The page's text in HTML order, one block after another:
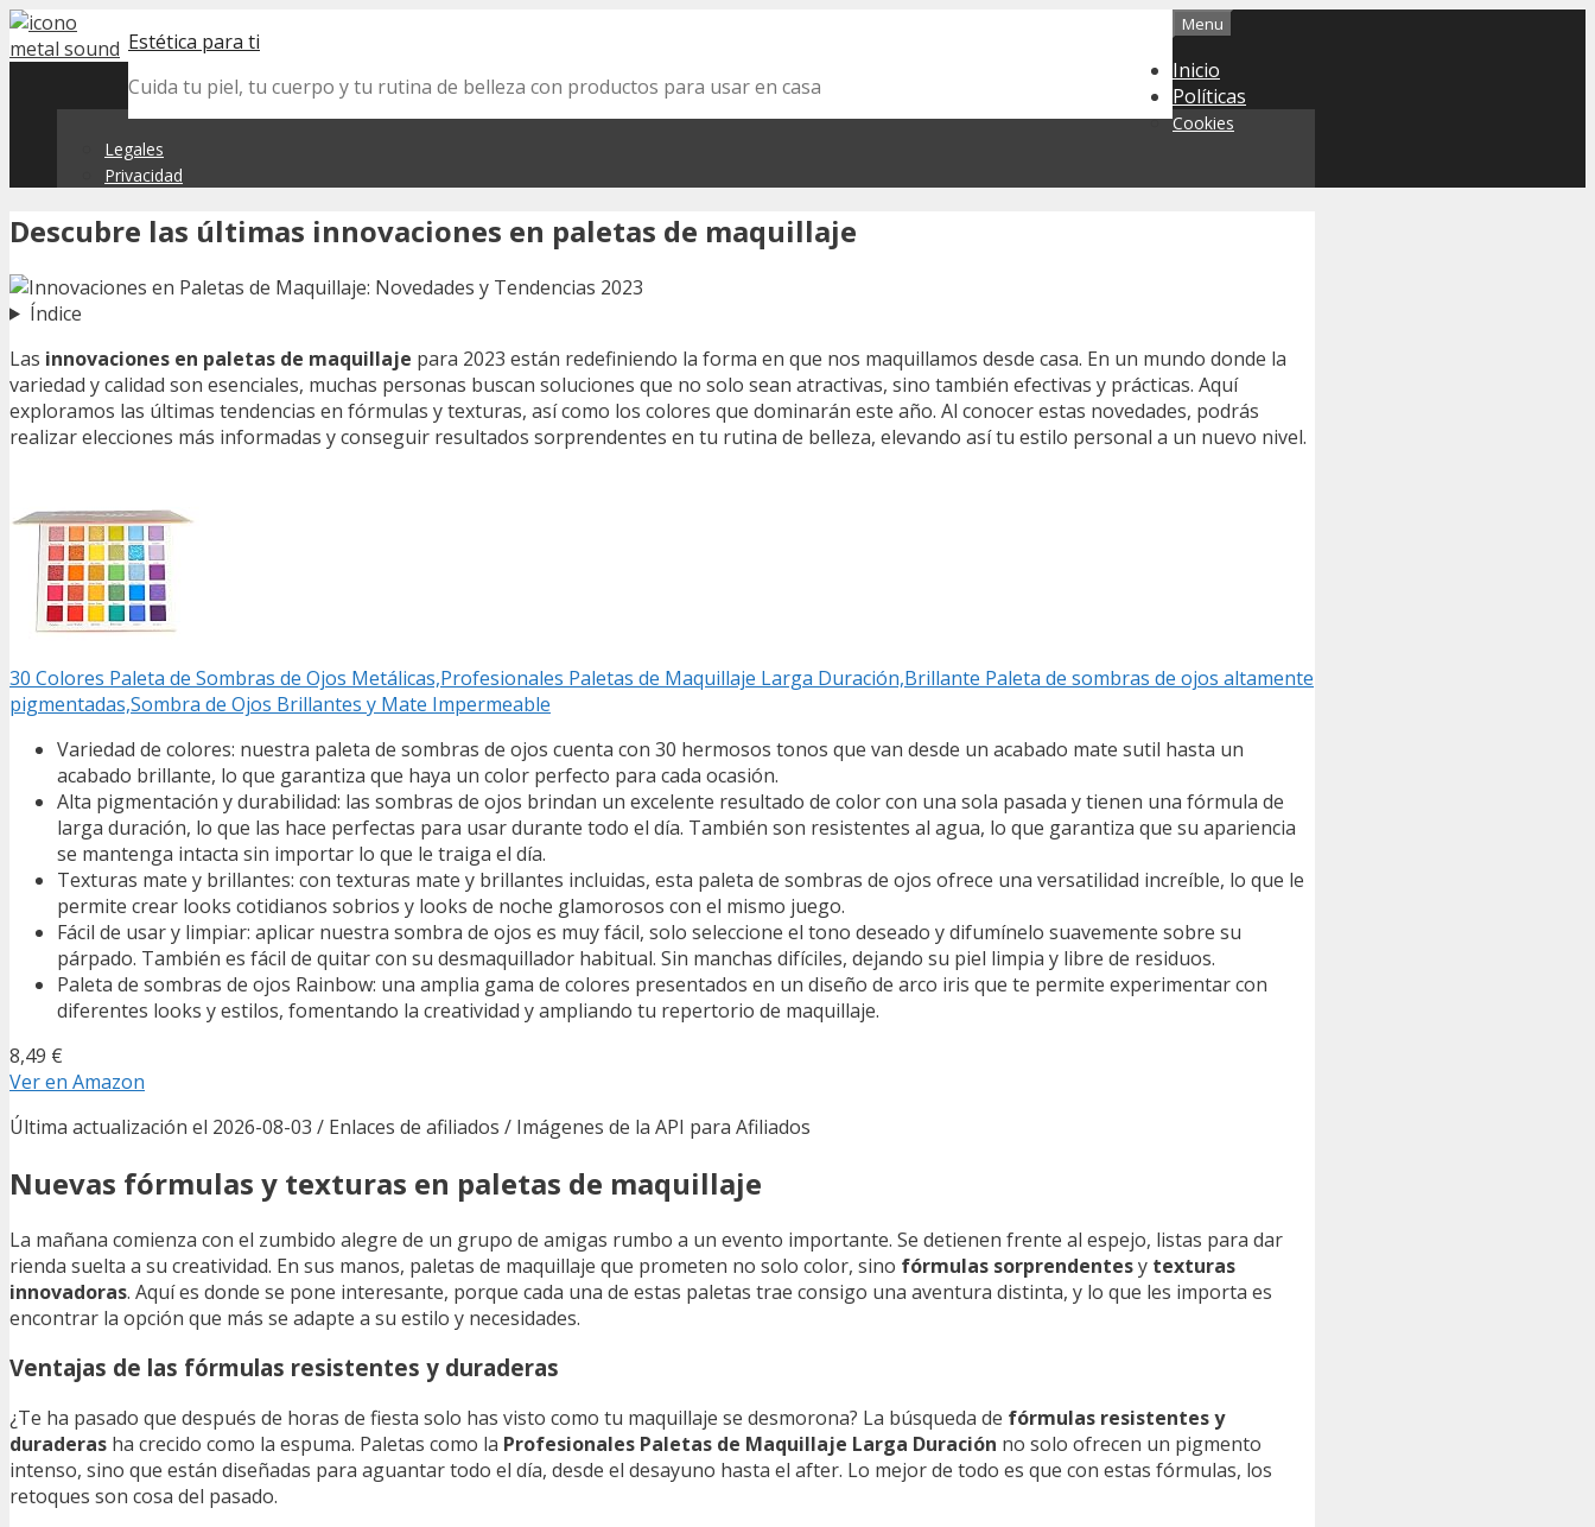
Skip
to
Estética para ti
Cuida tu piel, tu cuerpo y tu rutina de belleza con productos para usar en casa
Menu
Inicio
Políticas
Cookies
Legales
Privacidad
Descubre las últimas innovaciones en paletas de maquillaje
Índice
Las innovaciones en paletas de maquillaje para 2023 están redefiniendo la forma en que nos maquillamos desde casa. En un mundo donde la
variedad y calidad son esenciales, muchas personas buscan soluciones que no solo sean atractivas, sino también efectivas y prácticas. Aquí
exploramos las últimas tendencias en fórmulas y texturas, así como los colores que dominarán este año. Al conocer estas novedades, podrás
realizar elecciones más informadas y conseguir resultados sorprendentes en tu rutina de belleza, elevando así tu estilo personal a un nuevo nivel.
30 Colores Paleta de Sombras de Ojos Metálicas,Profesionales Paletas de Maquillaje Larga Duración,Brillante Paleta de sombras de ojos altamente
pigmentadas,Sombra de Ojos Brillantes y Mate Impermeable
Variedad de colores: nuestra paleta de sombras de ojos cuenta con 30 hermosos tonos que van desde un acabado mate sutil hasta un
acabado brillante, lo que garantiza que haya un color perfecto para cada ocasión.
Alta pigmentación y durabilidad: las sombras de ojos brindan un excelente resultado de color con una sola pasada y tienen una fórmula de
larga duración, lo que las hace perfectas para usar durante todo el día. También son resistentes al agua, lo que garantiza que su apariencia
se mantenga intacta sin importar lo que le traiga el día.
Texturas mate y brillantes: con texturas mate y brillantes incluidas, esta paleta de sombras de ojos ofrece una versatilidad increíble, lo que le
permite crear looks cotidianos sobrios y looks de noche glamorosos con el mismo juego.
Fácil de usar y limpiar: aplicar nuestra sombra de ojos es muy fácil, solo seleccione el tono deseado y difumínelo suavemente sobre su
párpado. También es fácil de quitar con su desmaquillador habitual. Sin manchas difíciles, dejando su piel limpia y libre de residuos.
Paleta de sombras de ojos Rainbow: una amplia gama de colores presentados en un diseño de arco iris que te permite experimentar con
diferentes looks y estilos, fomentando la creatividad y ampliando tu repertorio de maquillaje.
8,49 €
Ver en Amazon
Última actualización el 2026-08-03 / Enlaces de afiliados / Imágenes de la API para Afiliados
Nuevas fórmulas y texturas en paletas de maquillaje
La mañana comienza con el zumbido alegre de un grupo de amigas rumbo a un evento importante. Se detienen frente al espejo, listas para dar
rienda suelta a su creatividad. En sus manos, paletas de maquillaje que prometen no solo color, sino fórmulas sorprendentesy texturas
innovadoras. Aquí es donde se pone interesante, porque cada una de estas paletas trae consigo una aventura distinta, y lo que les importa es
encontrar la opción que más se adapte a su estilo y necesidades.
Ventajas de las fórmulas resistentes y duraderas
¿Te ha pasado que después de horas de fiesta solo has visto como tu maquillaje se desmorona? La búsqueda de fórmulas resistentes y
duraderas ha crecido como la espuma. Paletas como la Profesionales Paletas de Maquillaje Larga Duración no solo ofrecen un pigmento
intenso, sino que están diseñadas para aguantar todo el día, desde el desayuno hasta el after. Lo mejor de todo es que con estas fórmulas, los
retoques son cosa del pasado.